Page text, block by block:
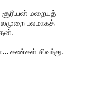
மறையத்
பலமாகத்
கண்கள் சிவந்து,